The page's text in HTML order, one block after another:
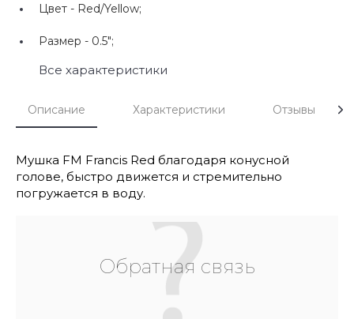
Цвет - Red/Yellow;
Размер - 0.5";
Все характеристики
Описание Характеристики Отзывы
Мушка FM Francis Red благодаря конусной
голове, быстро движется и стремительно
погружается в воду.
Обратная связь